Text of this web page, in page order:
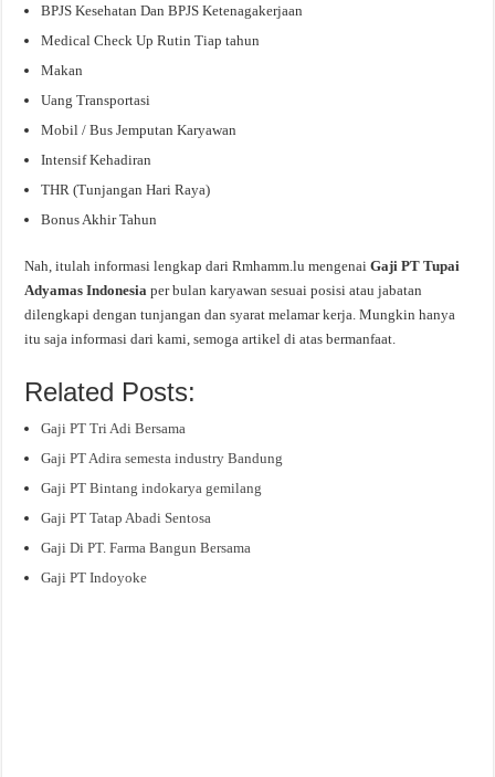
BPJS Kesehatan Dan BPJS Ketenagakerjaan
Medical Check Up Rutin Tiap tahun
Makan
Uang Transportasi
Mobil / Bus Jemputan Karyawan
Intensif Kehadiran
THR (Tunjangan Hari Raya)
Bonus Akhir Tahun
Nah, itulah informasi lengkap dari Rmhamm.lu mengenaiGaji PT Tupai
Adyamas Indonesiaper bulan karyawan sesuai posisi atau jabatan
dilengkapi dengan tunjangan dan syarat melamar kerja. Mungkin hanya
itu saja informasi dari kami, semoga artikel di atas bermanfaat.
Related Posts:
Gaji PT Tri Adi Bersama
Gaji PT Adira semesta industry Bandung
Gaji PT Bintang indokarya gemilang
Gaji PT Tatap Abadi Sentosa
Gaji Di PT. Farma Bangun Bersama
Gaji PT Indoyoke